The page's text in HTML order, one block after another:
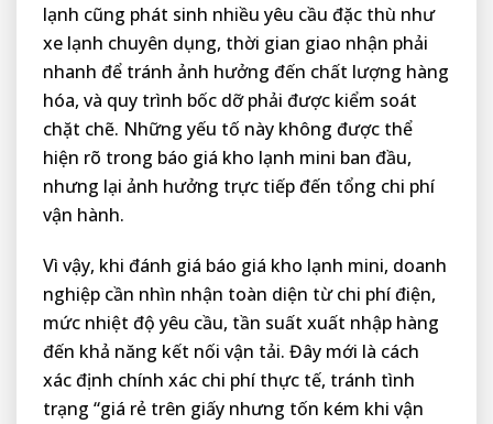
lạnh cũng phát sinh nhiều yêu cầu đặc thù như
xe lạnh chuyên dụng, thời gian giao nhận phải
nhanh để tránh ảnh hưởng đến chất lượng hàng
hóa, và quy trình bốc dỡ phải được kiểm soát
chặt chẽ. Những yếu tố này không được thể
hiện rõ trong báo giá kho lạnh mini ban đầu,
nhưng lại ảnh hưởng trực tiếp đến tổng chi phí
vận hành.
Vì vậy, khi đánh giá báo giá kho lạnh mini, doanh
nghiệp cần nhìn nhận toàn diện từ chi phí điện,
mức nhiệt độ yêu cầu, tần suất xuất nhập hàng
đến khả năng kết nối vận tải. Đây mới là cách
xác định chính xác chi phí thực tế, tránh tình
trạng “giá rẻ trên giấy nhưng tốn kém khi vận